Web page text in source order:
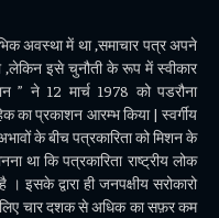
अवस्था में था ,समाचार पत्र अपने
,लेकिन इसे चुनौती के रूप में स्वीकार
” ने 12 मार्च 1978 को पडरौना
का प्रकाशन आरम्भ किया | स्वर्गीय
के बीच पत्रकारिता को मिशन के
कि पत्रकारिता राष्ट्रीय लोक
इसके द्वारा ही जनपक्षीय सरोकारो
लिए चार दशक से अधिक का सफ़र कम